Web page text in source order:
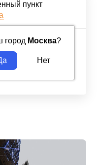
пункт
город Москва?